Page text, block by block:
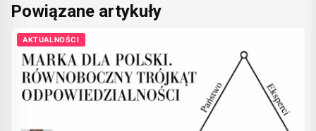
Powiązane artykuły
AKTUALNOŚCI